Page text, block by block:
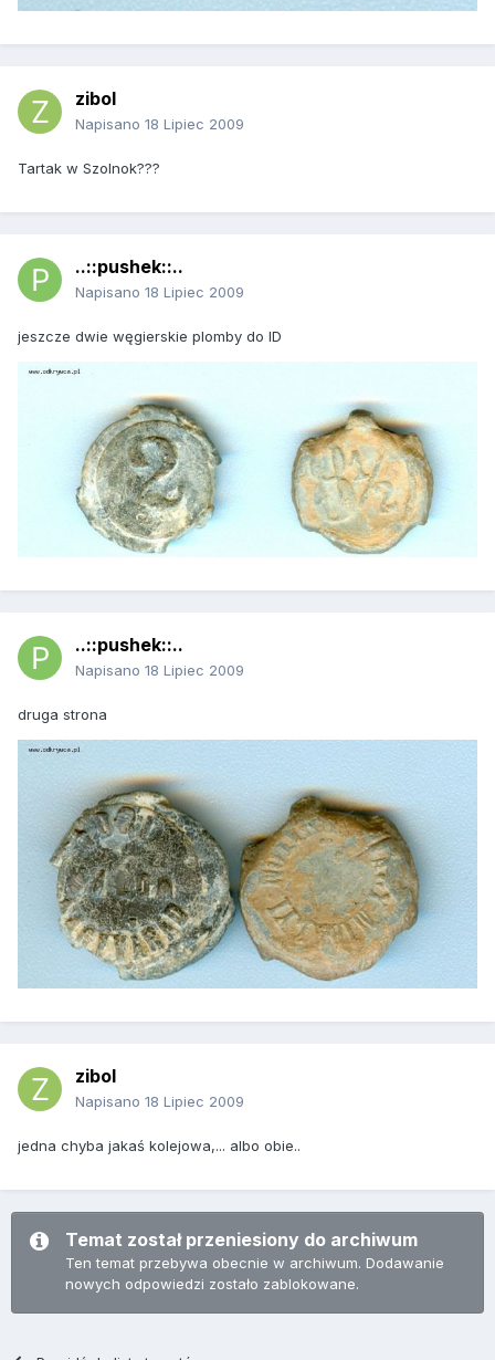
zibol
Napisano 18 Lipiec 2009
Tartak w Szolnok???
..::pushek::..
Napisano 18 Lipiec 2009
jeszcze dwie węgierskie plomby do ID
..::pushek::..
Napisano 18 Lipiec 2009
druga strona
zibol
Napisano 18 Lipiec 2009
jedna chyba jakaś kolejowa,... albo obie..
Temat został przeniesiony do archiwum
Ten temat przebywa obecnie w archiwum. Dodawanie
nowych odpowiedzi zostało zablokowane.